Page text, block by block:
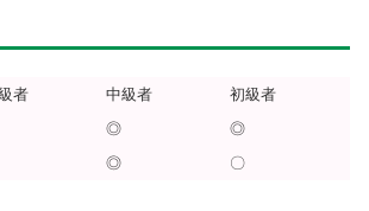
者 中級者
初級者
◎
◎
◎ 〇